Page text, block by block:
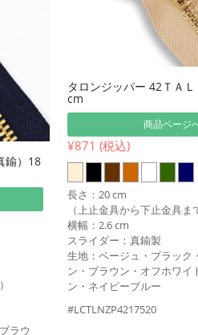
鍮）18
ラウ
タロンジッパー 42ＴＡ
cm
商品ページ
¥871 (税込)
長さ：20 cm
（上止金具から下止金具ま
横幅：2.6 cm
スライダー：真鍮製
生地：ベージュ・ブラック
ン・ブラウン・オフホワイ
ン・ネイビーブルー
#LCTLNZP4217520